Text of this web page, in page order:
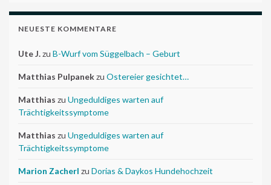
NEUESTE KOMMENTARE
Ute J.zu B-Wurf vom Süggelbach – Geburt
Matthias Pulpanekzu Ostereier gesichtet…
Matthias zu Ungeduldiges warten auf
Trächtigkeitssymptome
Matthias zu Ungeduldiges warten auf
Trächtigkeitssymptome
Marion Zacherl zu Dorias & Daykos Hundehochzeit